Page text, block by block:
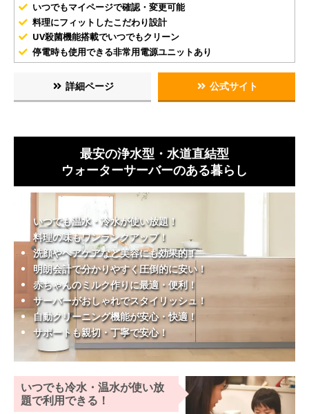
いつでもマイページで確認・変更可能
料理にフィットしたこだわり設計
UV殺菌機能搭載でいつでもクリーン
停電時も使用できる非常用電源ユニットあり
詳細ページ 公式サイト
最安の浄水型・水道直結型
ウォーターサーバーのある暮らし
いつでも温水・冷水が使い放題！
料理の味もワンランクアップ！
洗顔やヘアケアなど美容にも効果的！
明朗会計で分かりやすく圧倒的に安い！
赤ちゃんのミルク作りに最適・便利！
サーバーがおしゃれでスタイリッシュ！
自動クリーニング機能が安心・快適！
サポートも親切・丁寧で安心！
いつでも冷水・温水が使い放
題で利用できる！